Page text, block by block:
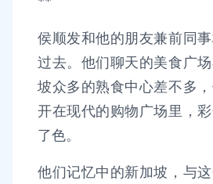
侯顺发和他的朋友兼前同
过去。他们聊天的美食广
坡众多的熟食中心差不多，
开在现代的购物广场里，
了色。
他们记忆中的新加坡，与这